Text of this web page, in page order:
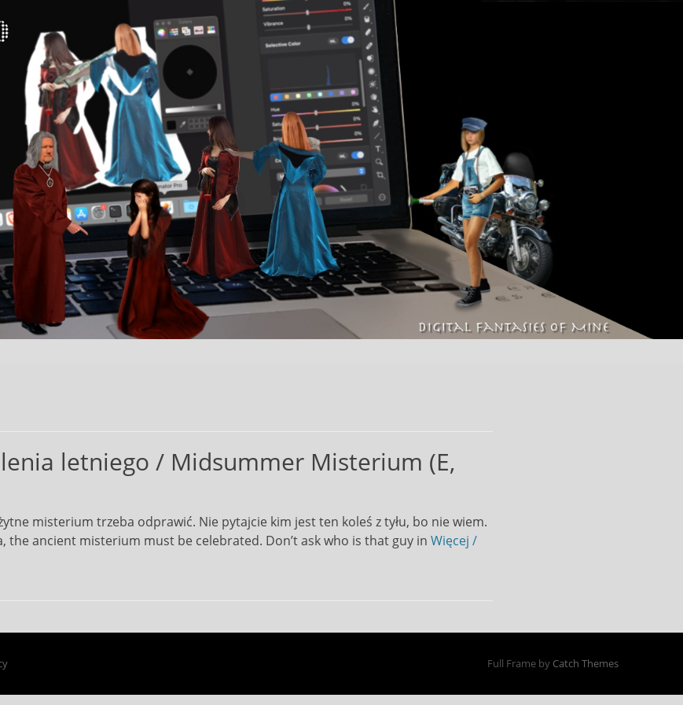
letniego / Midsummer Misterium (E,
misterium trzeba odprawić. Nie pytajcie kim jest ten koleś z tyłu, bo nie wiem.
the ancient misterium must be celebrated. Don’t ask who is that guy in Więcej /
Full Frame by Catch Themes